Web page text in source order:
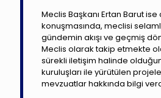
Meclis Başkanı Ertan Barut ise
konuşmasında, meclisi
gündemin akışı ve geçmiş
Meclis olarak takip etmekte
sürekli iletişim halinde
kuruluşları ile yürütülen
mevzuatlar hakkında bilgi